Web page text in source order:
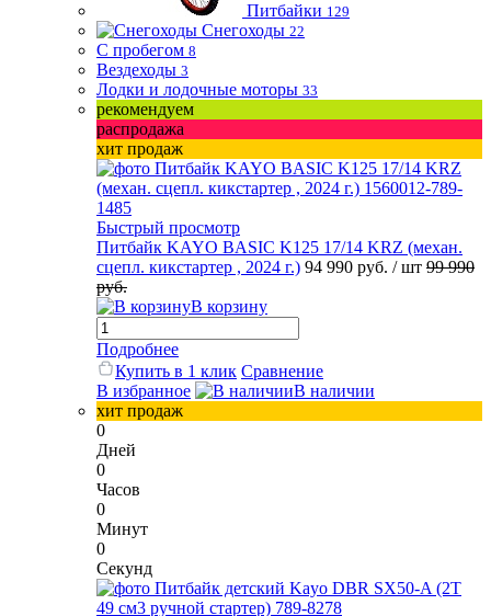
Питбайки 129
Снегоходы 22
С пробегом 8
Вездеходы 3
Лодки и лодочные моторы 33
рекомендуем
распродажа
хит продаж
Быстрый просмотр
Питбайк KAYO BASIC K125 17/14 KRZ (механ.
сцепл. кикстартер , 2024 г.) 94 990 руб. / шт 99 990
руб.
В корзину
Подробнее
Купить в 1 клик Сравнение
В избранное
В наличии
хит продаж
0
Дней
0
Часов
0
Минут
0
Секунд